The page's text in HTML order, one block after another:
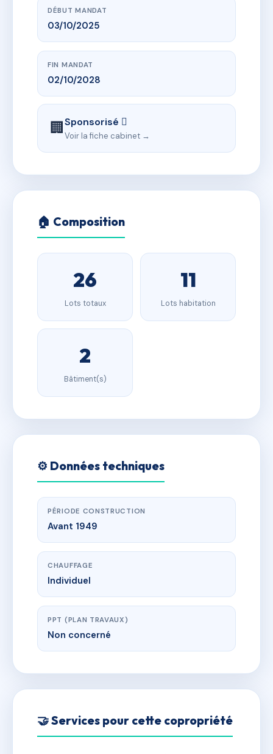
DÉBUT MANDAT
03/10/2025
FIN MANDAT
02/10/2028
🏢Sponsorisé 
Voir la fiche cabinet →
🏠 Composition
26
Lots totaux
11
Lots habitation
2
Bâtiment(s)
⚙️ Données techniques
PÉRIODE CONSTRUCTION
Avant 1949
CHAUFFAGE
Individuel
PPT (PLAN TRAVAUX)
Non concerné
🤝 Services pour cette copropriété